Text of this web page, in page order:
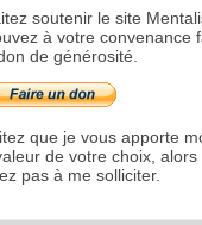
soutenir le site
à votre convenance
de générosité.
que je vous apporte
de votre choix, alors
pas à me solliciter.